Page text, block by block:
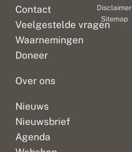
Contact
Veelgestelde vragen
Waarnemingen
Doneer
Over ons
Nieuws
Nieuwsbrief
Agenda
Disclaimer
Sitemap